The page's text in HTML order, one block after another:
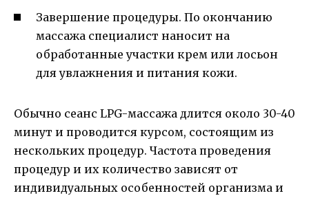
Завершение процедуры. По окончанию
массажа специалист наносит на
обработанные участки крем или лосьон
для увлажнения и питания кожи.
Обычно сеанс LPG-массажа длится около 30-40
минут и проводится курсом, состоящим из
нескольких процедур. Частота проведения
процедур и их количество зависят от
индивидуальных особенностей организма и